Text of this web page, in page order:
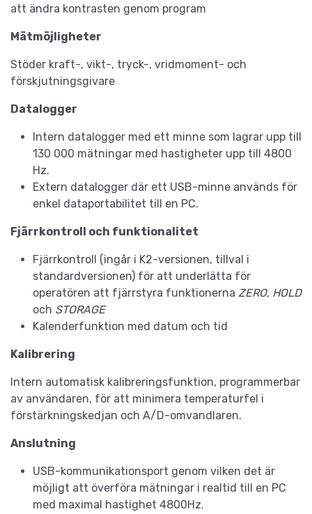
att ändra kontrasten genom program
Mätmöjligheter
Stöder kraft-, vikt-, tryck-, vridmoment- och
förskjutningsgivare
Datalogger
Intern datalogger med ett minne som lagrar upp till
130 000 mätningar med hastigheter upp till 4800
Hz.
Extern datalogger där ett USB-minne används för
enkel dataportabilitet till en PC.
Fjärrkontroll och funktionalitet
Fjärrkontroll (ingår i K2-versionen, tillval i
standardversionen) för att underlätta för
operatören att fjärrstyra funktionerna ZERO, HOLD
och STORAGE
Kalenderfunktion med datum och tid
Kalibrering
Intern automatisk kalibreringsfunktion, programmerbar
av användaren, för att minimera temperaturfel i
förstärkningskedjan och A/D-omvandlaren.
Anslutning
USB-kommunikationsport genom vilken det är
möjligt att överföra mätningar i realtid till en PC
med maximal hastighet 4800Hz.